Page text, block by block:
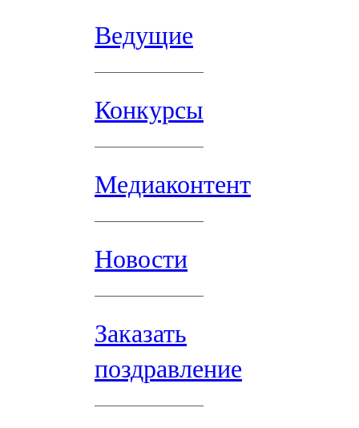
Ведущие
Конкурсы
Медиаконтент
Новости
Заказать
поздравление